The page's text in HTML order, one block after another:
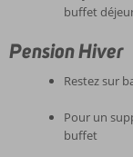
buffet
Pension Hiver
Restez sur
Pour un
buffet